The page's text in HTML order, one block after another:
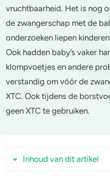
Cocaïne
Speed
3-MMC
Alcohol
Paddo’s en truffels
Zwangerschap
Drugs & de wet
Combinaties &
Stoppen of minderen
Verkeer
vruchtbaarheid. Het is nog
de zwangerschap met de
onderzoeken liepen
Ook hadden baby’s vaker
klompvoetjes en andere
verstandig om vóór de
XTC. Ook tijdens de
geen XTC te gebruiken.
Inhoud van dit artikel